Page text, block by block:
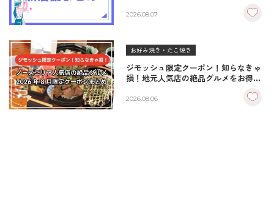
2026.08.07
お好み焼き・たこ焼き
ジモッシュ限定クーポン！知らなきゃ
損！地元人気店の絶品グルメをお得に
2026.08.06